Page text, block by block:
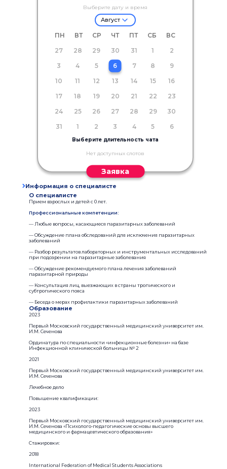
Выберите дату и время
Август
ПН ВТ СР ЧТ ПТ СБ
ВС
27
28 29 30 31 1
2
3
4 5 6 7 8
9
10
11 12 13 14 15
16
17
18 19 20 21 22
23
24
25 26 27 28 29
30
31
1 2 3 4 5 6
Выберите длительность чата
Нет доступных слотов
Заявка
Информация о специалисте
О специалисте
Прием взрослых и детей с 0 лет.
Профессиональные компетенции:
— Любые вопросы, касающиеся паразитарных заболеваний
— Обсуждение плана обследований для исключения паразитарных
заболеваний
— Разбор результатов лабораторных и инструментальных исследований
при подозрении на паразитарные заболевания
— Обсуждение рекомендуемого плана лечения заболеваний
паразитарной природы
— Консультация лиц, выезжающих в страны тропического и
субтропического пояса
— Беседа о мерах профилактики паразитарных заболеваний
Образование
2023
Первый Московский государственный медицинский университет им.
И.М. Сеченова
Ординатура по специальности «инфекционные болезни» на базе
Инфекционной клинической больницы № 2
2021
Первый Московский государственный медицинский университет им.
И.М. Сеченова
Лечебное дело
Повышение квалификации:
2023
Первый Московский государственный медицинский университет им.
И.М. Сеченова «Психолого-педагогические основы высшего
медицинского и фармацевтического образования»
Стажировки:
2018
International Federation of Medical Students Associations